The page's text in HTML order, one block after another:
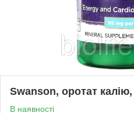
Swanson, оротат
В наявності